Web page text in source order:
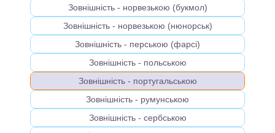
Зовнішність - норвезькою (букмол)
Зовнішність - норвезькою (нюнорськ)
Зовнішність - перською (фарсі)
Зовнішність - польською
Зовнішність - португальською
Зовнішність - румунською
Зовнішність - сербською